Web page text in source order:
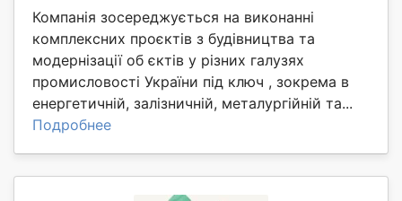
Компанія зосереджується на виконанні
комплексних проєктів з будівництва та
модернізації об єктів у різних галузях
промисловості України під ключ , зокрема в
енергетичній, залізничній, металургійній та...
Подробнее